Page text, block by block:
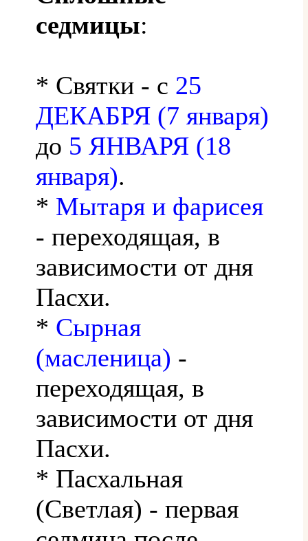
седмицы:
* Святки - с 25
ДЕКАБРЯ (7 января)
до 5 ЯНВАРЯ (18
января).
* Мытаря и фарисея
- переходящая, в
зависимости от дня
Пасхи.
* Сырная
(масленица) -
переходящая, в
зависимости от дня
Пасхи.
* Пасхальная
(Светлая) - первая